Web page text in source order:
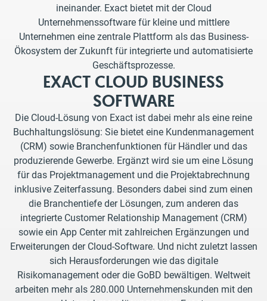
ineinander. Exact bietet mit der Cloud
Unternehmenssoftware für kleine und mittlere
Unternehmen eine zentrale Plattform als das Business-
Ökosystem der Zukunft für integrierte und automatisierte
Geschäftsprozesse.
EXACT CLOUD BUSINESS
SOFTWARE
Die Cloud-Lösung von Exact ist dabei mehr als eine reine
Buchhaltungslösung: Sie bietet eine Kundenmanagement
(CRM) sowie Branchenfunktionen für Händler und das
produzierende Gewerbe. Ergänzt wird sie um eine Lösung
für das Projektmanagement und die Projektabrechnung
inklusive Zeiterfassung. Besonders dabei sind zum einen
die Branchentiefe der Lösungen, zum anderen das
integrierte Customer Relationship Management (CRM)
sowie ein App Center mit zahlreichen Ergänzungen und
Erweiterungen der Cloud-Software. Und nicht zuletzt lassen
sich Herausforderungen wie das digitale
Risikomanagement oder die GoBD bewältigen. Weltweit
arbeiten mehr als 280.000 Unternehmenskunden mit den